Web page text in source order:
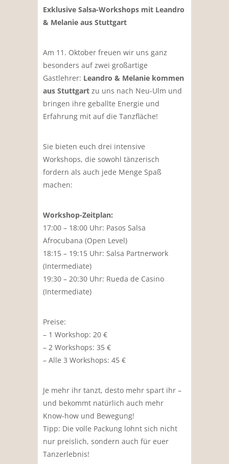
Exklusive Salsa-Workshops mit Leandro
& Melanie aus Stuttgart
Am 11. Oktober freuen wir uns ganz
besonders auf zwei großartige
Gastlehrer: Leandro & Melanie kommen
aus Stuttgart zu uns nach Neu-Ulm und
bringen ihre geballte Energie und
Erfahrung mit auf die Tanzfläche!
Sie bieten euch drei intensive
Workshops, die sowohl tänzerisch
fordern als auch jede Menge Spaß
machen:
Workshop-Zeitplan:
17:00 – 18:00 Uhr: Pasos Salsa
Afrocubana (Open Level)
18:15 – 19:15 Uhr: Salsa Partnerwork
(Intermediate)
19:30 – 20:30 Uhr: Rueda de Casino
(Intermediate)
Preise:
– 1 Workshop: 20 €
– 2 Workshops: 35 €
– Alle 3 Workshops: 45 €
Je mehr ihr tanzt, desto mehr spart ihr –
und bekommt natürlich auch mehr
Know-how und Bewegung!
Tipp: Die volle Packung lohnt sich nicht
nur preislich, sondern auch für euer
Tanzerlebnis!